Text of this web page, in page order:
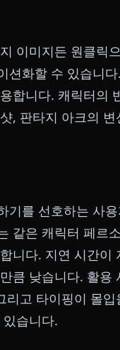
이미지든 원클릭
션화할 수 있습니
합니다. 캐릭터의
, 판타지 아크의
기를 선호하는 사
같은 캐릭터 페르
니다. 지연 시간이
큼 낮습니다. 활용
리고 타이핑이 몰입
습니다.